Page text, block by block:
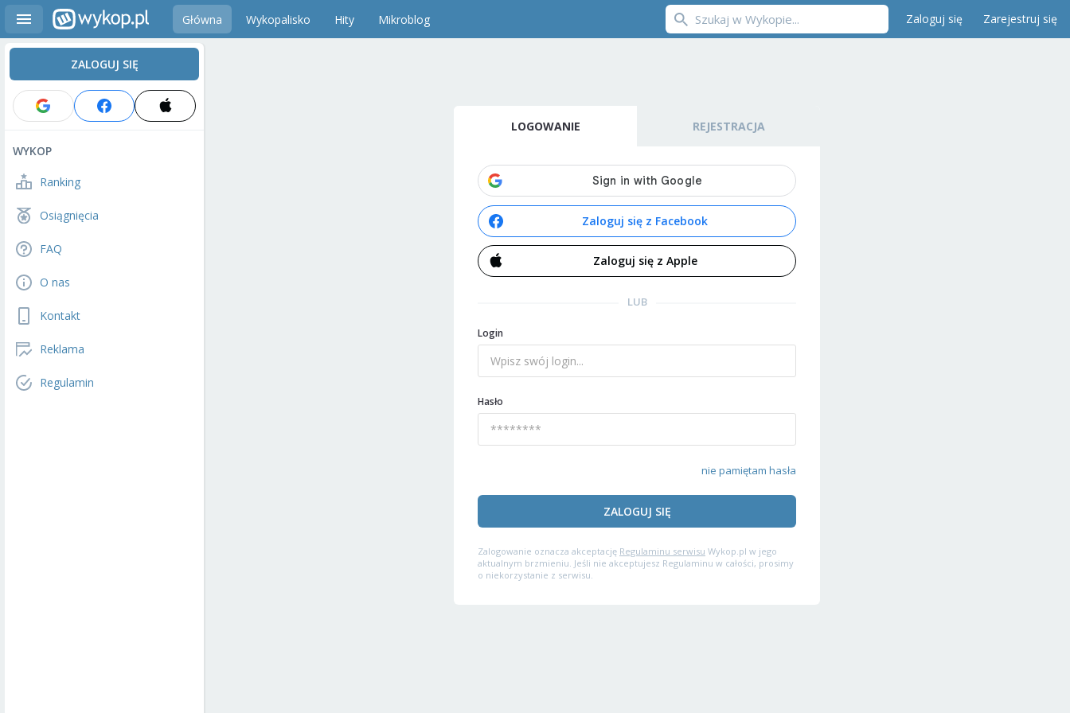
Główna Wykopalisko Hity Mikroblog Zaloguj się Zarejestruj się
ZALOGUJ SIĘ
WYKOP
Ranking
Osiągnięcia
FAQ
O nas
Kontakt
Reklama
Regulamin
LOGOWANIE REJESTRACJA
Zaloguj się z Facebook
Zaloguj się z Apple
LUB
Login
Hasło
nie pamiętam hasła
ZALOGUJ SIĘ
Zalogowanie oznacza akceptację Regulaminu serwisu Wykop.pl w jego
aktualnym brzmieniu. Jeśli nie akceptujesz Regulaminu w całości, prosimy
o niekorzystanie z serwisu.